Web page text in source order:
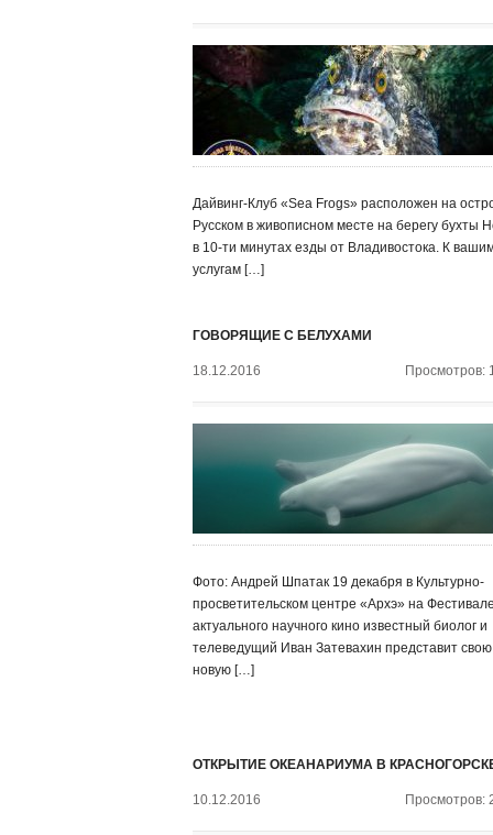
Дайвинг-Клуб «Sea Frogs» расположен на
Русском в живописном месте на берегу бухты
в 10-ти минутах езды от Владивостока. К
услугам […]
ГОВОРЯЩИЕ С БЕЛУХАМИ
18.12.2016 Просмотров:
Фото: Андрей Шпатак 19 декабря в Культурно-
просветительском центре «Архэ» на
актуального научного кино известный биолог и
телеведущий Иван Затевахин представит свою
новую […]
ОТКРЫТИЕ ОКЕАНАРИУМА В
10.12.2016 Просмотров: